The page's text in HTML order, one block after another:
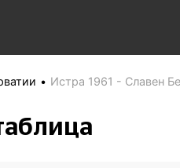
Истра 1961 - Славен